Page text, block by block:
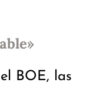
BOE, las